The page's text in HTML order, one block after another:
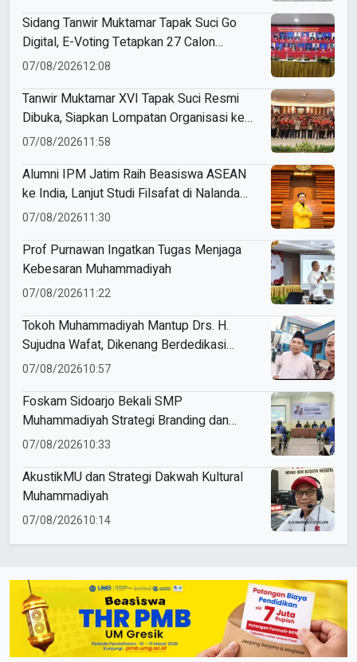
Sidang Tanwir Muktamar Tapak Suci Go
Digital, E-Voting Tetapkan 27 Calon
Formatur Periode 2026–2031
07/08/202612:08
Tanwir Muktamar XVI Tapak Suci Resmi
Dibuka, Siapkan Lompatan Organisasi ke
Pentas Dunia
07/08/202611:58
Alumni IPM Jatim Raih Beasiswa ASEAN
ke India, Lanjut Studi Filsafat di Nalanda
University
07/08/202611:30
Prof Purnawan Ingatkan Tugas Menjaga
Kebesaran Muhammadiyah
07/08/202611:22
Tokoh Muhammadiyah Mantup Drs. H.
Sujudna Wafat, Dikenang Berdedikasi
Kembangkan Dakwah dan Pendidikan
07/08/202610:57
Foskam Sidoarjo Bekali SMP
Muhammadiyah Strategi Branding dan
Marketing Sekolah
07/08/202610:33
AkustikMU dan Strategi Dakwah Kultural
Muhammadiyah
07/08/202610:14